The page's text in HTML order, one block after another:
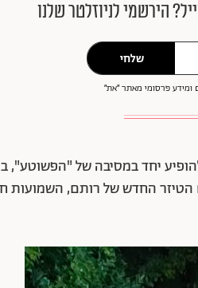
הירשמי לניוזלטר שלנו
שלחי
ומידע פרסומי מאתר ״את״
יחד במסיבה של "הפשוטע",
הטיזר החדש של רותם, השמועות